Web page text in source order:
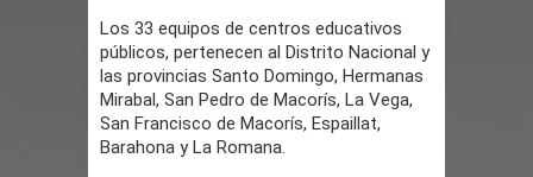
y tres motocicletas durante operativo
en Moca
Los 33 equipos de centros educativos
públicos, pertenecen al Distrito Nacional y
las provincias Santo Domingo, Hermanas
Mirabal, San Pedro de Macorís, La Vega,
San Francisco de Macorís, Espaillat,
Barahona y La Romana.